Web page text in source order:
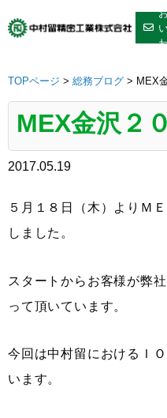
to
TOPページ > 総務ブログ > MEX
MEX金沢２
2017.05.19
５月１８日（木）よりＭ
しました。
スタートからお客様が弊
って頂いています。
今回は中村留におけるＩ
います。